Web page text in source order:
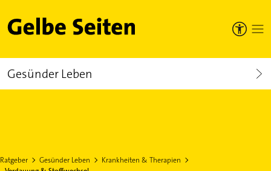
Gelbe Seiten
Gesünder Leben
Ratgeber Gesünder Leben
Krankheiten & Therapien